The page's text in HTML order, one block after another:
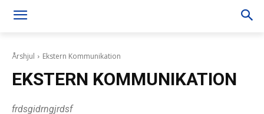
Årshjul Ekstern Kommunikation
EKSTERN KOMMUNIKATION
frdsgidrngjrdsf